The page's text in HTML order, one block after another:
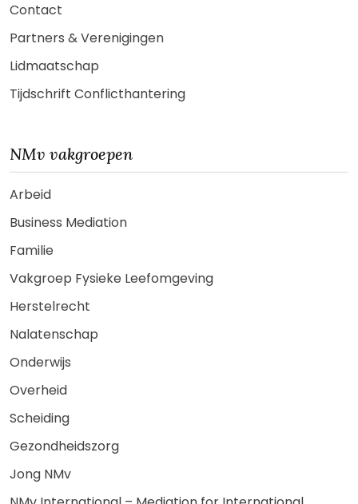
Contact
Partners & Verenigingen
Lidmaatschap
Tijdschrift Conflicthantering
NMv vakgroepen
Arbeid
Business Mediation
Familie
Vakgroep Fysieke Leefomgeving
Herstelrecht
Nalatenschap
Onderwijs
Overheid
Scheiding
Gezondheidszorg
Jong NMv